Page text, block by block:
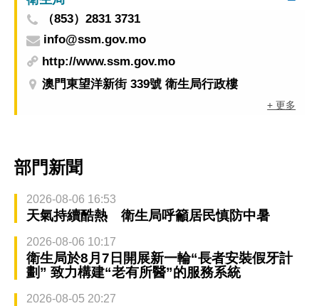
（853）2831 3731
info@ssm.gov.mo
http://www.ssm.gov.mo
澳門東望洋新街 339號 衛生局行政樓
+ 更多
部門新聞
2026-08-06 16:53
天氣持續酷熱 衛生局呼籲居民慎防中暑
2026-08-06 10:17
衛生局於8月7日開展新一輪“長者安裝假牙計
劃” 致力構建“老有所醫”的服務系統
2026-08-05 20:27